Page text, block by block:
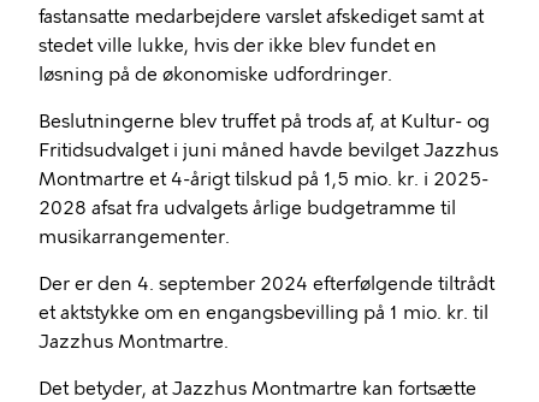
fastansatte medarbejdere varslet afskediget samt at
stedet ville lukke, hvis der ikke blev fundet en
løsning på de økonomiske udfordringer.
Beslutningerne blev truffet på trods af, at Kultur- og
Fritidsudvalget i juni måned havde bevilget Jazzhus
Montmartre et 4-årigt tilskud på 1,5 mio. kr. i 2025-
2028 afsat fra udvalgets årlige budgetramme til
musikarrangementer.
Der er den 4. september 2024 efterfølgende tiltrådt
et aktstykke om en engangsbevilling på 1 mio. kr. til
Jazzhus Montmartre.
Det betyder, at Jazzhus Montmartre kan fortsætte